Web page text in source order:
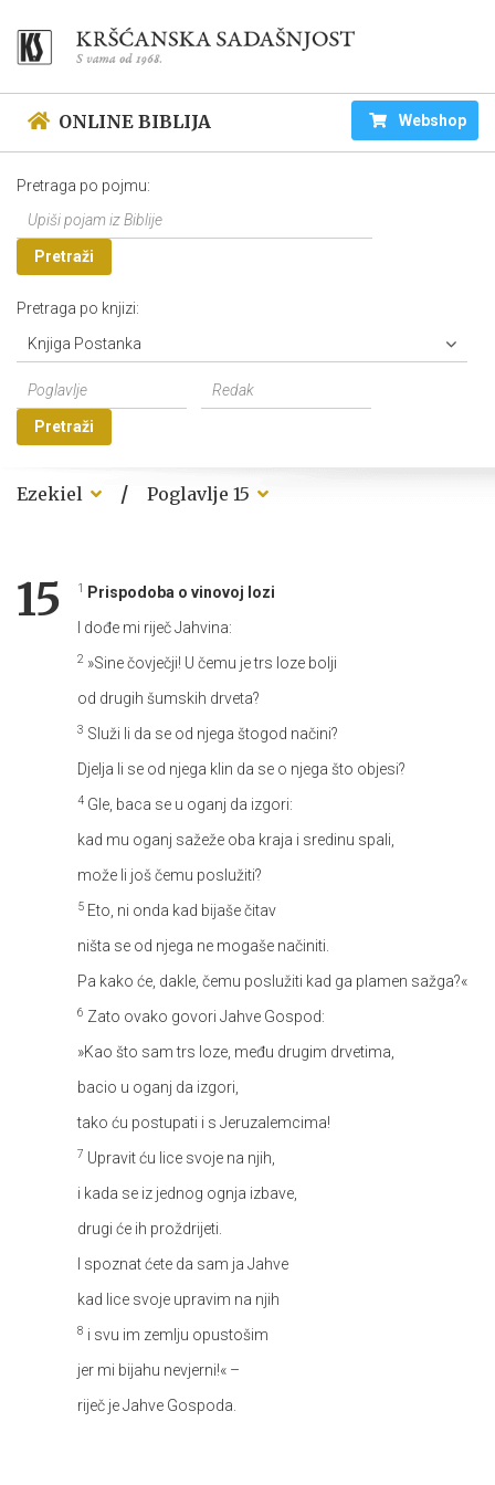
ONLINE BIBLIJA Webshop
Pretraga po pojmu:
Pretraži
Pretraga po knjizi:
Knjiga Postanka
Pretraži
Ezekiel / Poglavlje 15
15 1
Prispodoba o vinovoj lozi
I dođe mi riječ Jahvina:
2 »Sine čovječji! U čemu je trs loze bolji
od drugih šumskih drveta?
3 Služi li da se od njega štogod načini?
Djelja li se od njega klin da se o njega što objesi?
4 Gle, baca se u oganj da izgori:
kad mu oganj sažeže oba kraja i sredinu spali,
može li još čemu poslužiti?
5 Eto, ni onda kad bijaše čitav
ništa se od njega ne mogaše načiniti.
Pa kako će, dakle, čemu poslužiti kad ga plamen sažga?«
6 Zato ovako govori Jahve Gospod:
»Kao što sam trs loze, među drugim drvetima,
bacio u oganj da izgori,
tako ću postupati i s Jeruzalemcima!
7 Upravit ću lice svoje na njih,
i kada se iz jednog ognja izbave,
drugi će ih proždrijeti.
I spoznat ćete da sam ja Jahve
kad lice svoje upravim na njih
8 i svu im zemlju opustošim
jer mi bijahu nevjerni!« –
riječ je Jahve Gospoda.